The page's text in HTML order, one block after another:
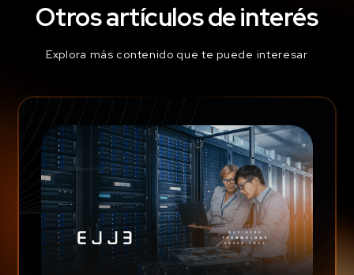
Otros artículos de interés
Explora más contenido que te puede interesar